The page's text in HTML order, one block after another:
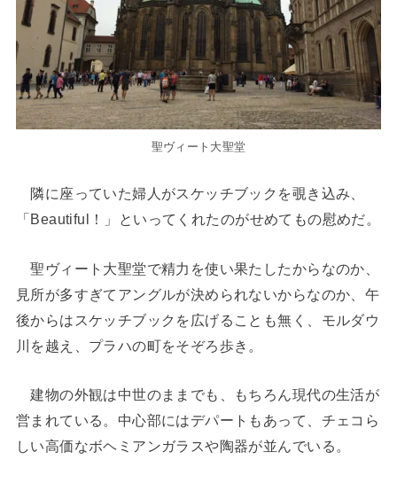
聖ヴィート大聖堂
隣に座っていた婦人がスケッチブックを覗き込み、
「Beautiful！」といってくれたのがせめてもの慰めだ。
聖ヴィート大聖堂で精力を使い果たしたからなのか、
見所が多すぎてアングルが決められないからなのか、午
後からはスケッチブックを広げることも無く、モルダウ
川を越え、プラハの町をそぞろ歩き。
建物の外観は中世のままでも、もちろん現代の生活が
営まれている。中心部にはデパートもあって、チェコら
しい高価なボヘミアンガラスや陶器が並んでいる。